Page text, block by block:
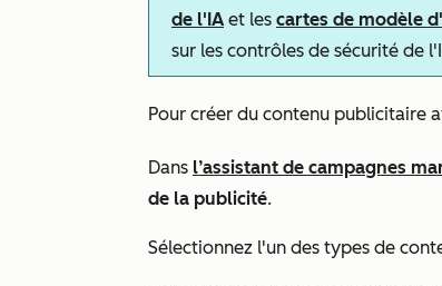
de l'IA et les cartes de modèle
sur les contrôles de sécurité de
Pour créer du contenu publicitaire
Dans l’assistant de campagnes
de la publicité.
Sélectionnez l'un des types de